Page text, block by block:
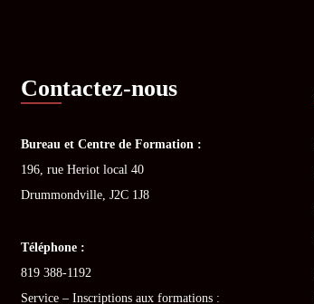
Contactez-nous
Bureau et Centre de Formation :
196, rue Heriot local 40
Drummondville, J2C 1J8
Téléphone :
819 388-1192
Service – Inscriptions aux formations :